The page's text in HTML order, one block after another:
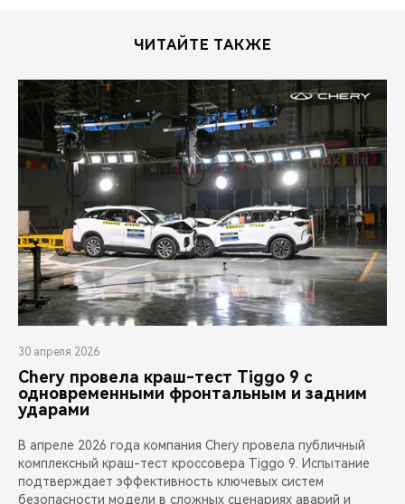
ЧИТАЙТЕ ТАКЖЕ
30 апреля 2026
Chery провела краш-тест Tiggo 9 с
одновременными фронтальным и задним
ударами
В апреле 2026 года компания Chery провела публичный
комплексный краш-тест кроссовера Tiggo 9. Испытание
подтверждает эффективность ключевых систем
безопасности модели в сложных сценариях аварий и